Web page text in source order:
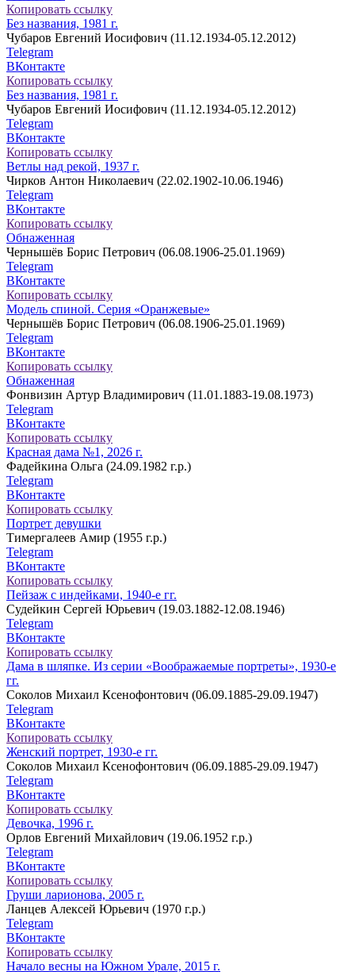
Копировать ссылку
Без названия, 1981 г.
Чубаров Евгений Иосифович (11.12.1934-05.12.2012)
Telegram
ВКонтакте
Копировать ссылку
Без названия, 1981 г.
Чубаров Евгений Иосифович (11.12.1934-05.12.2012)
Telegram
ВКонтакте
Копировать ссылку
Ветлы над рекой, 1937 г.
Чирков Антон Николаевич (22.02.1902-10.06.1946)
Telegram
ВКонтакте
Копировать ссылку
Обнаженная
Чернышёв Борис Петрович (06.08.1906-25.01.1969)
Telegram
ВКонтакте
Копировать ссылку
Модель спиной. Серия «Оранжевые»
Чернышёв Борис Петрович (06.08.1906-25.01.1969)
Telegram
ВКонтакте
Копировать ссылку
Обнаженная
Фонвизин Артур Владимирович (11.01.1883-19.08.1973)
Telegram
ВКонтакте
Копировать ссылку
Красная дама №1, 2026 г.
Фадейкина Ольга (24.09.1982 г.р.)
Telegram
ВКонтакте
Копировать ссылку
Портрет девушки
Тимергалеев Амир (1955 г.р.)
Telegram
ВКонтакте
Копировать ссылку
Пейзаж с индейками, 1940-е гг.
Судейкин Сергей Юрьевич (19.03.1882-12.08.1946)
Telegram
ВКонтакте
Копировать ссылку
Дама в шляпке. Из серии «Воображаемые портреты», 1930-е
гг.
Соколов Михаил Ксенофонтович (06.09.1885-29.09.1947)
Telegram
ВКонтакте
Копировать ссылку
Женский портрет, 1930-е гг.
Соколов Михаил Ксенофонтович (06.09.1885-29.09.1947)
Telegram
ВКонтакте
Копировать ссылку
Девочка, 1996 г.
Орлов Евгений Михайлович (19.06.1952 г.р.)
Telegram
ВКонтакте
Копировать ссылку
Груши ларионова, 2005 г.
Ланцев Алексей Юрьевич (1970 г.р.)
Telegram
ВКонтакте
Копировать ссылку
Начало весны на Южном Урале, 2015 г.